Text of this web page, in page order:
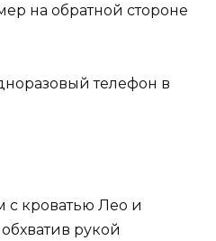
на обратной стороне
телефон в
с кроватью Лео и
рукой